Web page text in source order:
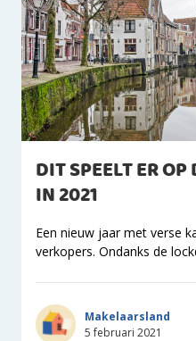
DIT SPEELT ER
IN 2021
Een nieuw jaar met verse
verkopers. Ondanks de
Makelaarsland
5 februari 2021